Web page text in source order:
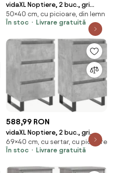
vidaXL Noptiere, 2 buc., gri
sonoma, 40x30x50 cm, lemn
compozit
50×40 cm, cu picioare, din lemn
În stoc
Livrare gratuită
588,99 RON
vidaXL Noptiere, 2 buc., gri
beton, 40x35x69 cm, lemn
compozit
69×40 cm, cu sertar, cu picioare
În stoc
Livrare gratuită